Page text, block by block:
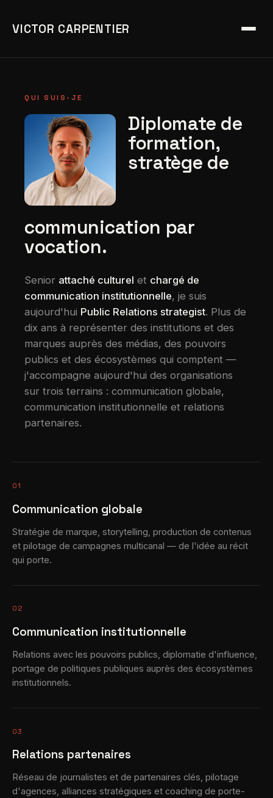
VICTOR CARPENTIER
QUI SUIS-JE
Diplomate de
formation,
stratège de
communication par
vocation.
Senior attaché culturel et chargé de
communication institutionnelle, je suis
aujourd'hui Public Relations strategist. Plus de
dix ans à représenter des institutions et des
marques auprès des médias, des pouvoirs
publics et des écosystèmes qui comptent —
j'accompagne aujourd'hui des organisations
sur trois terrains : communication globale,
communication institutionnelle et relations
partenaires.
01
Communication globale
Stratégie de marque, storytelling, production de contenus
et pilotage de campagnes multicanal — de l'idée au récit
qui porte.
02
Communication institutionnelle
Relations avec les pouvoirs publics, diplomatie d'influence,
portage de politiques publiques auprès des écosystèmes
institutionnels.
03
Relations partenaires
Réseau de journalistes et de partenaires clés, pilotage
d'agences, alliances stratégiques et coaching de porte-